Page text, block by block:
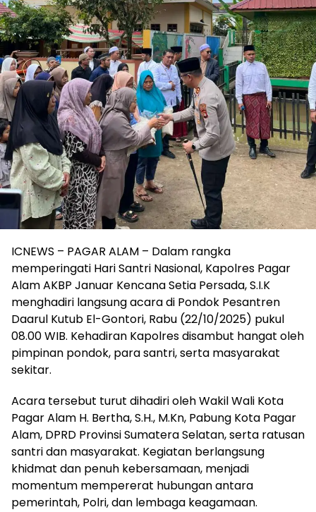
ICNEWS – PAGAR ALAM – Dalam rangka
memperingati Hari Santri Nasional, Kapolres Pagar
Alam AKBP Januar Kencana Setia Persada, S.I.K
menghadiri langsung acara di Pondok Pesantren
Daarul Kutub El-Gontori, Rabu (22/10/2025) pukul
08.00 WIB. Kehadiran Kapolres disambut hangat oleh
pimpinan pondok, para santri, serta masyarakat
sekitar.
Acara tersebut turut dihadiri oleh Wakil Wali Kota
Pagar Alam H. Bertha, S.H., M.Kn, Pabung Kota Pagar
Alam, DPRD Provinsi Sumatera Selatan, serta ratusan
santri dan masyarakat. Kegiatan berlangsung
khidmat dan penuh kebersamaan, menjadi
momentum mempererat hubungan antara
pemerintah, Polri, dan lembaga keagamaan.